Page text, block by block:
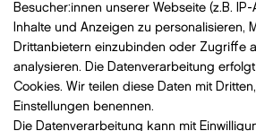
Widerrufsrecht
AGB
Vertrag widerrufen
Besucher:innen unserer Webseite (z.B. IP-
Inhalte und Anzeigen zu personalisieren,
Drittanbietern einzubinden oder Zugriffe
analysieren. Die Datenverarbeitung
Cookies. Wir teilen diese Daten mit
Einstellungen benennen.
Die Datenverarbeitung kann mit